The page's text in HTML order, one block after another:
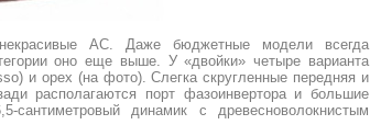
АС. Даже бюджетные модели всегда
оно еще выше. У «двойки» четыре варианта
и орех (на фото). Слегка скругленные передняя и
располагаются порт фазоинвертора и большие
динамик с древесноволокнистым